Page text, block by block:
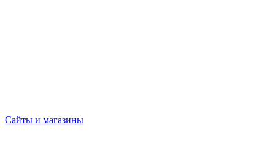
Сайты и магазины